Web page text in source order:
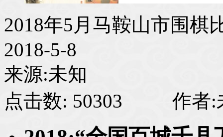
2018年5月马鞍山市围棋
2018-5-8
来源:未知
点击数: 50303 作者: